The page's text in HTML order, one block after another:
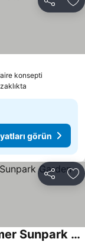
Paylaş
konsepti
görün
görün
Paylaş
Calimera Sunpark Alanya - former Sunpark Garden